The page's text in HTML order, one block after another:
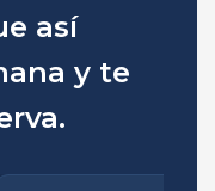
así
y te